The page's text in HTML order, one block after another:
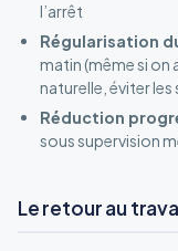
l’arrêt
Régularisation
matin (même si on
naturelle, éviter les
Réduction
sous supervision
Le retour au